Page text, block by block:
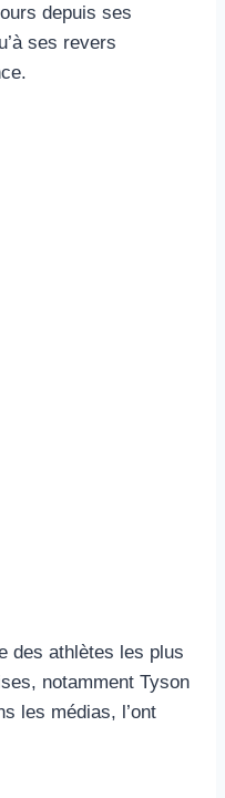
depuis ses
ses revers
des athlètes les plus
notamment Tyson
les médias, l’ont